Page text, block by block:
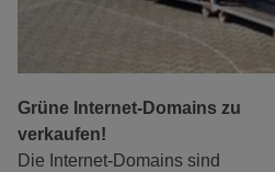
Grüne Internet-Domains zu
verkaufen!
Die Internet-Domains sind